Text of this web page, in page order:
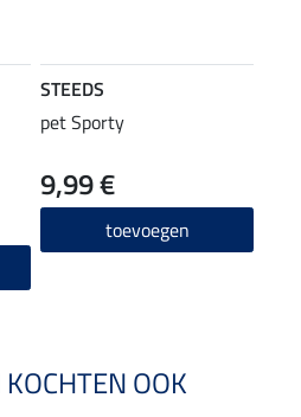
STEEDS
pet Sporty
9,99 €
toevoegen
OOK